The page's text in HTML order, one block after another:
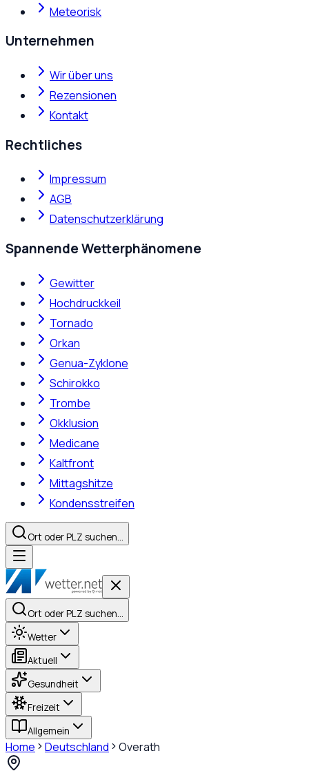
Meteorisk
Unternehmen
Wir über uns
Rezensionen
Kontakt
Rechtliches
Impressum
AGB
Datenschutzerklärung
Spannende Wetterphänomene
Gewitter
Hochdruckkeil
Tornado
Orkan
Genua-Zyklone
Schirokko
Trombe
Okklusion
Medicane
Kaltfront
Mittagshitze
Kondensstreifen
Ort oder PLZ suchen…
Ort oder PLZ suchen…
Wetter
Aktuell
Gesundheit
Freizeit
Allgemein
Home Deutschland Overath